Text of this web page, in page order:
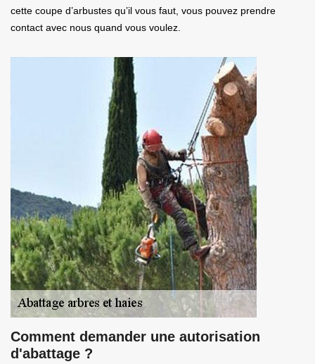
cette coupe d’arbustes qu’il vous faut, vous pouvez prendre
contact avec nous quand vous voulez.
Comment demander une autorisation
d'abattage ?